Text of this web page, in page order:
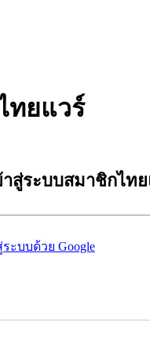
ทยแวร์
าสู่ระบบสมาชิกไท
ระบบด้วย Google